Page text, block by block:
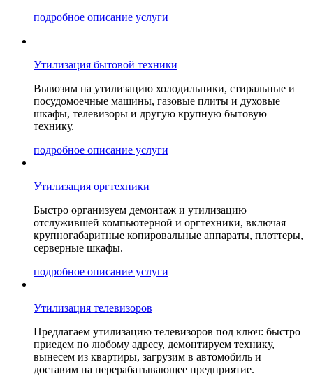
подробное описание услуги
Утилизация бытовой техники
Вывозим на утилизацию холодильники, стиральные и
посудомоечные машины, газовые плиты и духовые
шкафы, телевизоры и другую крупную бытовую
технику.
подробное описание услуги
Утилизация оргтехники
Быстро организуем демонтаж и утилизацию
отслужившей компьютерной и оргтехники, включая
крупногабаритные копировальные аппараты, плоттеры,
серверные шкафы.
подробное описание услуги
Утилизация телевизоров
Предлагаем утилизацию телевизоров под ключ: быстро
приедем по любому адресу, демонтируем технику,
вынесем из квартиры, загрузим в автомобиль и
доставим на перерабатывающее предприятие.